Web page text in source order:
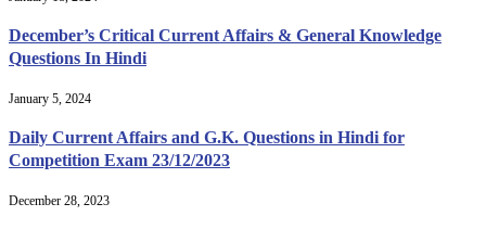
December’s Critical Current Affairs & General Knowledge
Questions In Hindi
January 5, 2024
Daily Current Affairs and G.K. Questions in Hindi for
Competition Exam 23/12/2023
December 28, 2023